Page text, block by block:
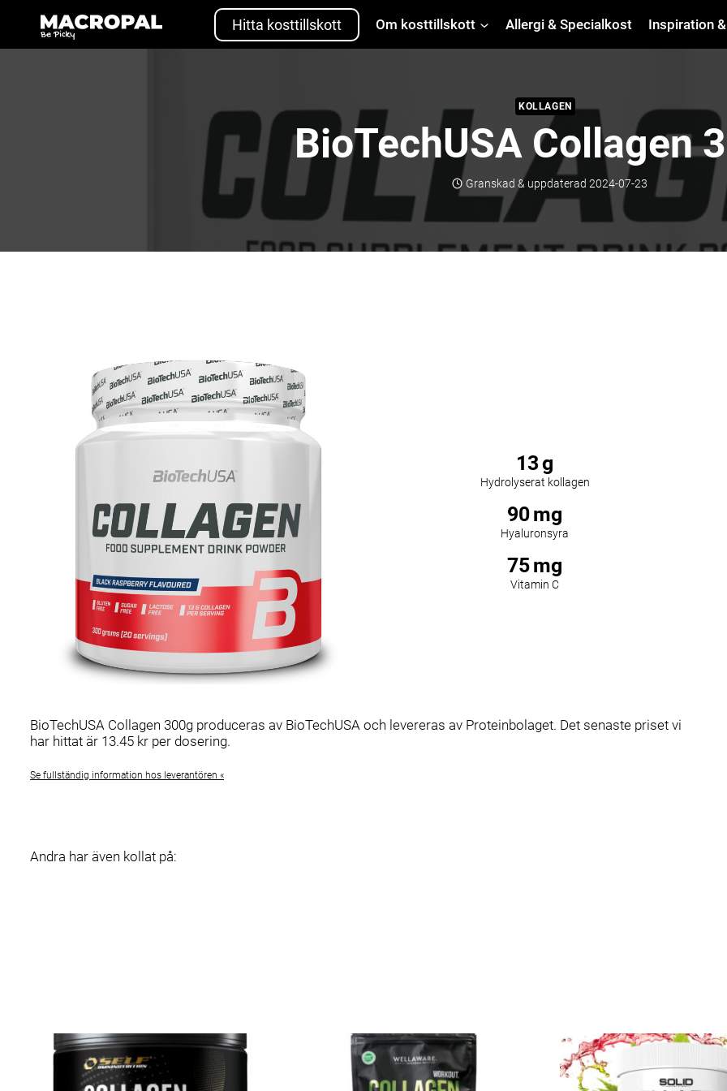
content
Hitta kosttillskott Om kosttillskott Allergi & Specialkost Inspiration
KOLLAGEN
BioTechUSA Collagen
Granskad & uppdaterad 2024-07-23
13g
Hydrolyserat kollagen
90mg
Hyaluronsyra
75mg
Vitamin C
BioTechUSA Collagen 300g produceras av BioTechUSA och levereras av Proteinbolaget. Det senaste priset vi
har hittat är 13.45 kr per dosering.
Se fullständig information hos leverantören «
Andra har även kollat på: